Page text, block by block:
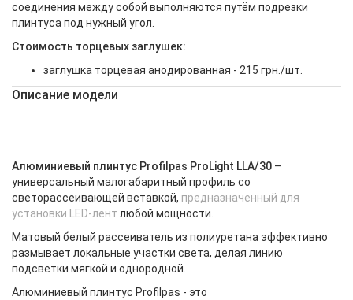
соединения между собой выполняются путём подрезки
плинтуса под нужный угол.
Стоимость торцевых заглушек:
заглушка торцевая анодированная - 215 грн./шт.
Описание модели
Алюминиевый плинтус Profilpas ProLight LLA/30 –
универсальный малогабаритный профиль со
светорассеивающей вставкой, предназначенный для
установки LED-лент любой мощности.
Матовый белый рассеиватель из полиуретана эффективно
размывает локальные участки света, делая линию
подсветки мягкой и однородной.
Алюминиевый плинтус Profilpas - это